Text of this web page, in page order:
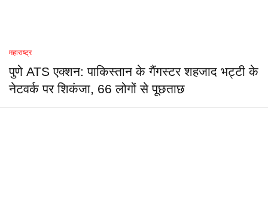
महाराष्ट्र
पुणे ATS एक्शन: पाकिस्तान के गैंगस्टर शहजाद भट्टी के
नेटवर्क पर शिकंजा, 66 लोगों से पूछताछ